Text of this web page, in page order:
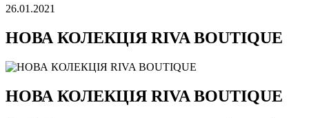
26.01.2021
НОВА КОЛЕКЦІЯ RIVA BOUTIQUE
НОВА КОЛЕКЦІЯ RIVA BOUTIQUE